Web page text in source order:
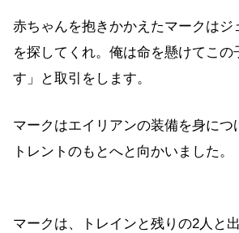
赤ちゃんを抱きかかえたマークはジ
を探してくれ。俺は命を懸けてこの
す」と取引をします。
マークはエイリアンの装備を身につ
トレントのもとへと向かいました。
マークは、トレインと残りの2人と